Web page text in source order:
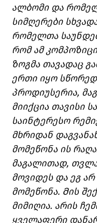
ალბომი და
სიმღერები
რომელთა
რომ ამ
ზოგმა თავადაც
ერთი იყო
პროდიუსერია,
მიიქცია თავისი
საინტერესო
მხრიდან
მომეწონა ის
მაგალითად,
მოვიდეს და ეგ
მომეწონა. Მის
მიმიღია. არის
ყველაფერი